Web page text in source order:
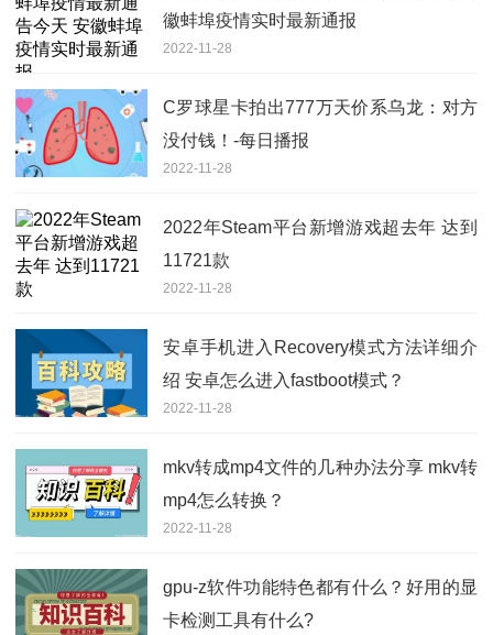
徽蚌埠疫情实时最新通报
2022-11-28
C罗球星卡拍出777万天价系乌龙：对方
没付钱！-每日播报
2022-11-28
2022年Steam平台新增游戏超去年 达到
11721款
2022-11-28
安卓手机进入Recovery模式方法详细介
绍 安卓怎么进入fastboot模式？
2022-11-28
mkv转成mp4文件的几种办法分享 mkv转
mp4怎么转换？
2022-11-28
gpu-z软件功能特色都有什么？好用的显
卡检测工具有什么?